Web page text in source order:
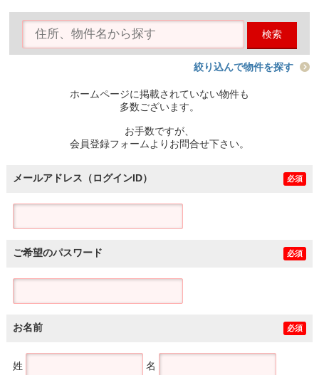
検索
絞り込んで物件を探す
ホームページに掲載されていない物件も
多数ございます。
お手数ですが、
会員登録フォームよりお問合せ下さい。
メールアドレス（ログインID） 必須
ご希望のパスワード 必須
お名前 必須
姓 名